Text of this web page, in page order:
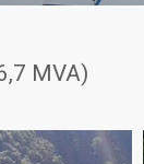
MVA)